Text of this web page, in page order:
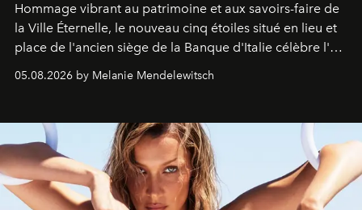
Hommage vibrant au patrimoine et aux savoirs-faire de
la Ville Éternelle, le nouveau cinq étoiles situé en lieu et
place de l'ancien siège de la Banque d'Italie célèbre l'art
de vivre Romain dans toute son élégance intemporelle.
05.08.2026 by Melanie Mendelewitsch